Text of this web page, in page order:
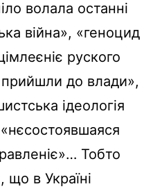
волала останні
війна», «геноцид
руского
прийшли до влади»,
ідеологія
Тобто
що в Україні